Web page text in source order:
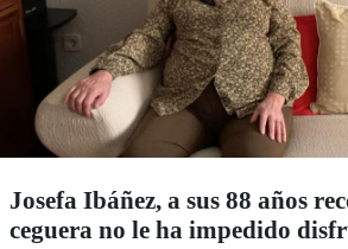
Josefa Ibáñez, a sus 88 años
ceguera no le ha impedido